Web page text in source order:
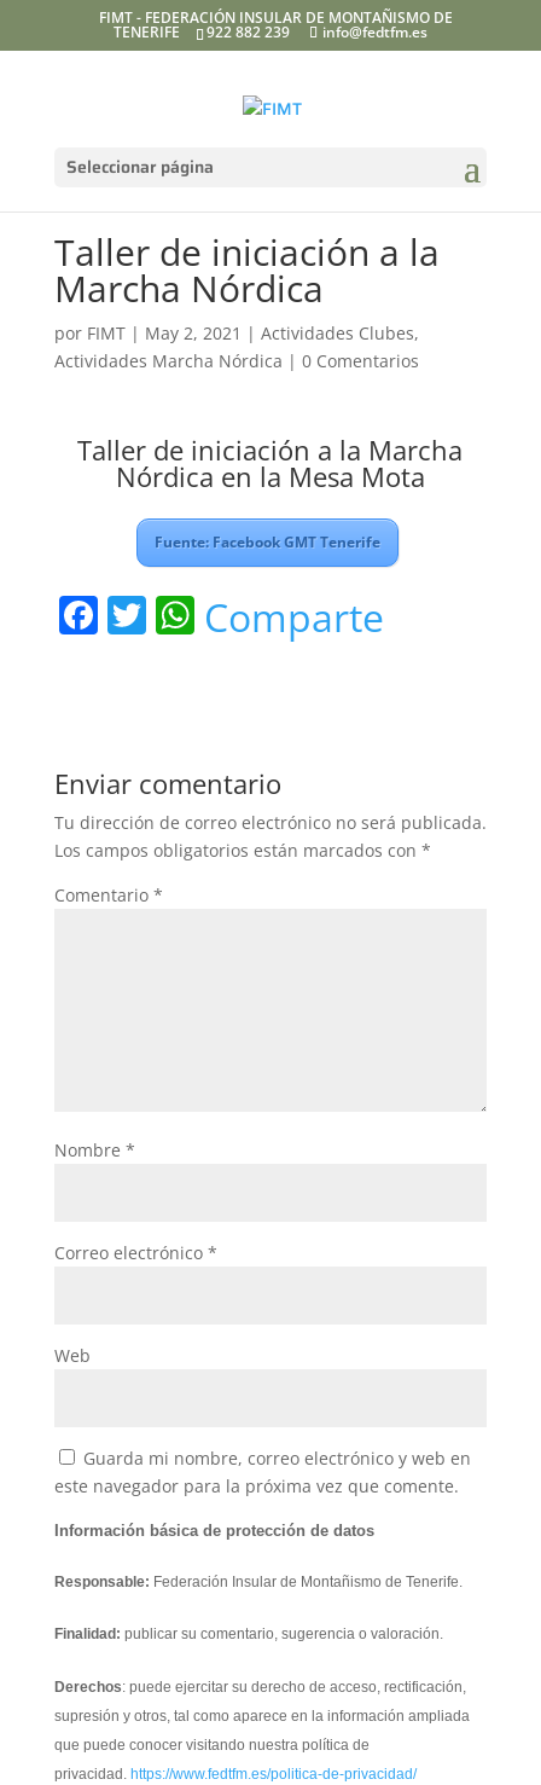
FIMT - FEDERACIÓN INSULAR DE MONTAÑISMO DE
TENERIFE 922 882 239 info@fedtfm.es
Seleccionar página
Taller de iniciación a la
Marcha Nórdica
por FIMT| May 2, 2021 | Actividades Clubes,
Actividades Marcha Nórdica | 0 Comentarios
Taller de iniciación a la Marcha
Nórdica en la Mesa Mota
Fuente: Facebook GMT Tenerife
F
b
o
o
k
T W
A
p
p
Comparte
Enviar comentario
Tu dirección de correo electrónico no será publicada.
Los campos obligatorios están marcados con *
Comentario *
Nombre *
Correo electrónico *
Web
Guarda mi nombre, correo electrónico y web en
este navegador para la próxima vez que comente.
Información básica de protección de datos
Responsable: Federación Insular de Montañismo de Tenerife.
Finalidad: publicar su comentario, sugerencia o valoración.
Derechos: puede ejercitar su derecho de acceso, rectificación,
supresión y otros, tal como aparece en la información ampliada
que puede conocer visitando nuestra política de
privacidad. https://www.fedtfm.es/politica-de-privacidad/